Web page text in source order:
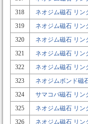
318
ネオジム磁石 リ
319
ネオジム磁石 リ
320
ネオジム磁石 リ
321
ネオジム磁石 リ
322
ネオジム磁石 リン
323
ネオジムボンド磁
324
サマコバ磁石 リン
325
ネオジム磁石 リン
326
ネオジム磁石 リン